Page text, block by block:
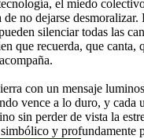
el miedo
no dejarse desmoralizar.
silenciar todas las
que recuerda, que canta,
con un mensaje
vence a lo duro, y cada
sin perder de vista la
y profundamente